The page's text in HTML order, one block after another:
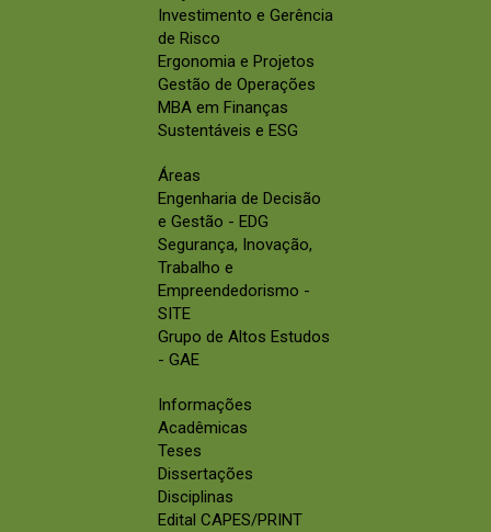
Investimento e Gerência
de Risco
Ergonomia e Projetos
Gestão de Operações
MBA em Finanças
Sustentáveis e ESG
Áreas
Engenharia de Decisão
e Gestão - EDG
Segurança, Inovação,
Trabalho e
Empreendedorismo -
SITE
Grupo de Altos Estudos
- GAE
Informações
Acadêmicas
Teses
Dissertações
Disciplinas
Edital CAPES/PRINT